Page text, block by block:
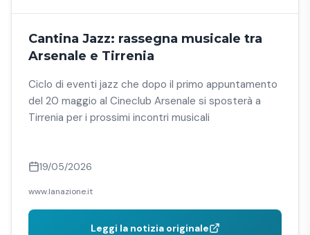
Cantina Jazz: rassegna musicale tra
Arsenale e Tirrenia
Ciclo di eventi jazz che dopo il primo appuntamento
del 20 maggio al Cineclub Arsenale si sposterà a
Tirrenia per i prossimi incontri musicali
19/05/2026
www.lanazione.it
Leggi la notizia originale